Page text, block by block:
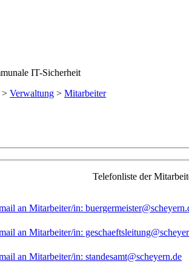
> Verwaltung > Mitarbeiter
Telefonliste der